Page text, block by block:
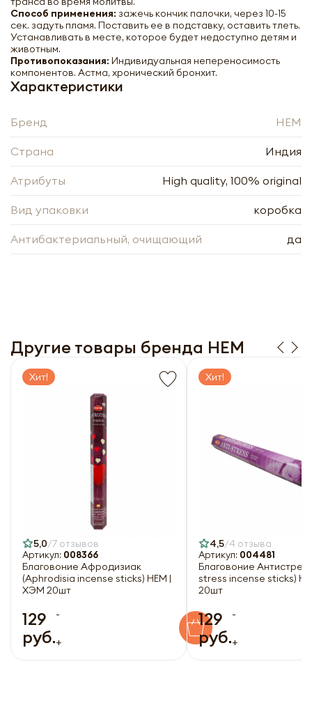
Способ применения: зажечь кончик палочки, через 10-15
сек. задуть пламя. Поставить ее в подставку, оставить тлеть.
Устанавливать в месте, которое будет недоступно детям и
животным.
Противопоказания: Индивидуальная непереносимость
компонентов. Астма, хронический бронхит.
Характеристики
Бренд HEM
Страна Индия
Атрибуты High quality, 100% original
Вид упаковки коробка
Антибактериальный, очищающий да
Другие товары бренда HEM
Хит!
5,0 7 отзывов
Артикул: 008366
Благовоние Афродизиак
(Aphrodisia incense sticks) HEM |
ХЭМ 20шт
129
руб.
-
+
Хит!
4,5 4 отзыва
Артикул: 004481
Благовоние
stress incense sticks)
20шт
129
руб.
-
+
Нажимая кнопку «Отправить», я даю своё согласие
Отправить
Лаванда Масала ХЭМ | HEM Lavender
Masala 15g
-
на обработку моих персональных данных, в
Оформить